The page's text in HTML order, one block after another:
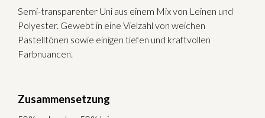
Semi-transparenter Uni aus einem Mix von Leinen und
Polyester. Gewebt in eine Vielzahl von weichen
Pastelltönen sowie einigen tiefen und kraftvollen
Farbnuancen.
Zusammensetzung